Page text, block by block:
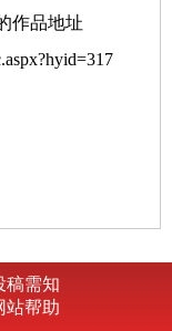
作品地址
稿需知
站帮助